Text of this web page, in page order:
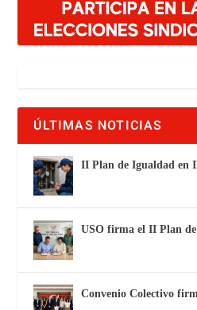
ÚLTIMAS NOTICIAS
II Plan de Igualdad en
USO firma el II Plan
Convenio Colectivo